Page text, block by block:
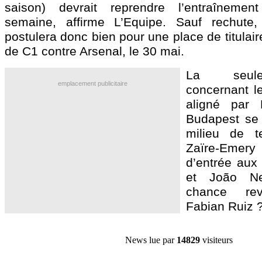
saison) devrait reprendre
semaine, affirme L’Equipe. Sauf
postulera donc bien pour une place de
de C1 contre Arsenal, le 30 mai.
emplacement publicitaire
La
concernant
aligné par
Budapest
milieu de
Zaïre-
d’entrée
et João
chance
Fabian Ruiz
News lue par 14829 visiteurs